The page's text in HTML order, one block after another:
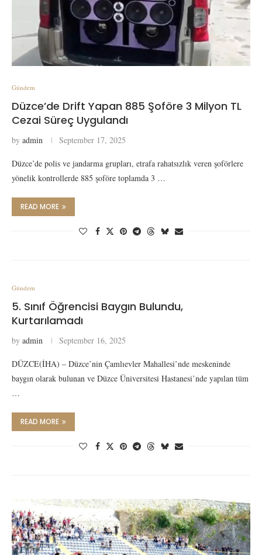
Gündem
Düzce’de Drift Yapan 885 Şoföre 3 Milyon TL
Cezai Süreç Uygulandı
by admin September 17, 2025
Düzce’de polis ve jandarma grupları, etrafa rahatsızlık veren şoförlere
yönelik kontrollerde 885 şoföre toplamda 3 …
READ MORE
Gündem
5. Sınıf Öğrencisi Baygın Bulundu,
Kurtarılamadı
by admin September 16, 2025
DÜZCE(İHA) – Düzce’nin Çamlıevler Mahallesi’nde meskeninde
baygın olarak bulunan ve Düzce Üniversitesi Hastanesi’nde yapılan tüm
…
READ MORE